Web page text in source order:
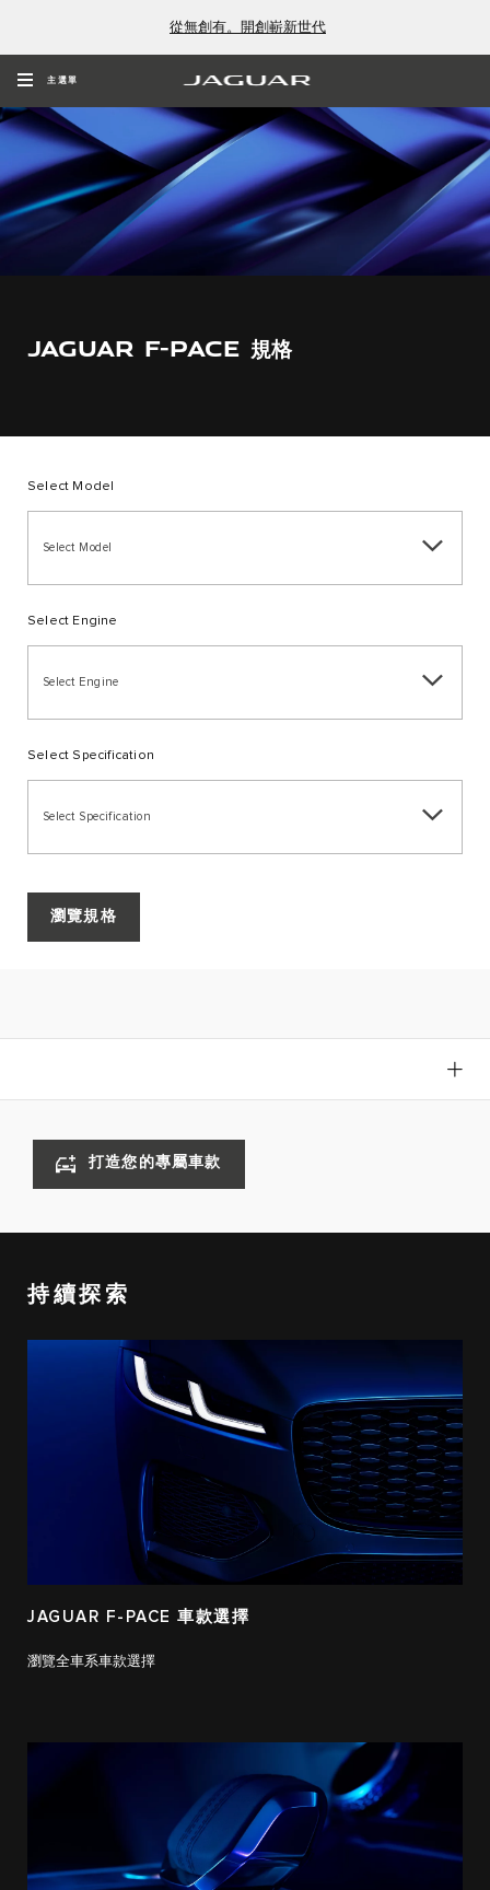
從無創有。開創嶄新世代
主選單
JAGUAR F-PACE 規格
Select Model
Select Model
Select Engine
Select Engine
Select Specification
Select Specification
瀏覽規格
打造您的專屬車款
持續探索
JAGUAR F-PACE 車款選擇
瀏覽全車系車款選擇